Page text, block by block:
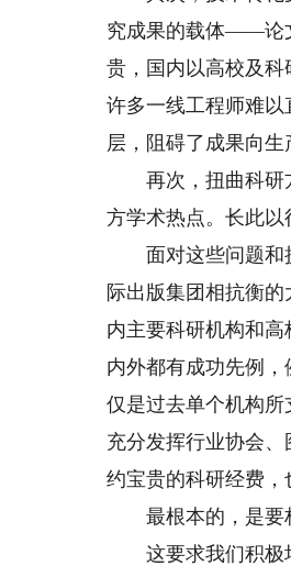
究成果的载体——论
贵，国内以高校及
许多一线工程师难
层，阻碍了成果向生
再次，扭曲科研方
方学术热点。长此以
面对这些问题和挑
际出版集团相抗衡
内主要科研机构和高
内外都有成功先例
仅是过去单个机构
充分发挥行业协会
约宝贵的科研经费，
最根本的，是要构
这要求我们积极培